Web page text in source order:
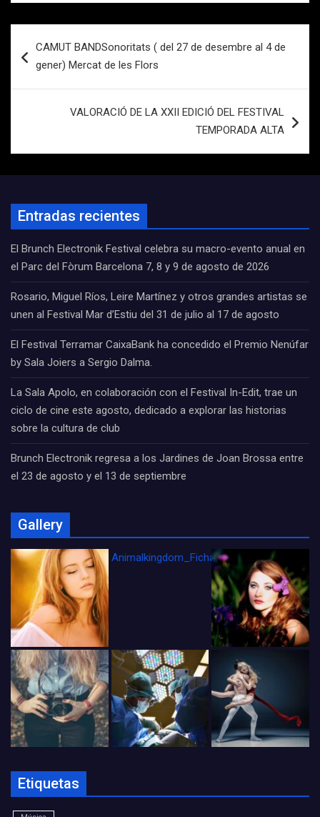
de
CAMUT BANDSonoritats ( del 27 de desembre al 4 de
gener) Mercat de les Flors
VALORACIÓ DE LA XXII EDICIÓ DEL FESTIVAL
TEMPORADA ALTA
Entradas recientes
El Brunch Electronik Festival celebra su macro-evento anual en
el Parc del Fòrum Barcelona 7, 8 y 9 de agosto de 2026
Rosario, Miguel Ríos, Leire Martínez y otros grandes artistas se
unen al Festival Mar d’Estiu del 31 de julio al 17 de agosto
El Festival Terramar CaixaBank ha concedido el Premio Nenúfar
by Sala Joiers a Sergio Dalma.
La Sala Apolo, en colaboración con el Festival In-Edit, trae un
ciclo de cine este agosto, dedicado a explorar las historias
sobre la cultura de club
Brunch Electronik regresa a los Jardines de Joan Brossa entre
el 23 de agosto y el 13 de septiembre
Gallery
Animalkingdom_FichaCine
Etiquetas